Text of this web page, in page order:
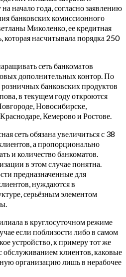
на начало года, согласно заявлению
банковских комиссионного
Миколенко, ее кредитная
которая насчитывала порядка 250
сеть банкоматов
дополнительных контор. По
банковских продуктов
в текущем году откроются
Новосибирске,
Кемерово и Ростове.
сеть обязана увеличиться с 38
а пропорционально
и количество банкоматов.
в этом случае понятна.
предназначенные для
нуждаются в
серьёзным элементом
в круглосуточном режиме
если поблизости либо в самом
устройство, к примеру тот же
обслуживанием клиентов, каковые
организацию лишь в нерабочее